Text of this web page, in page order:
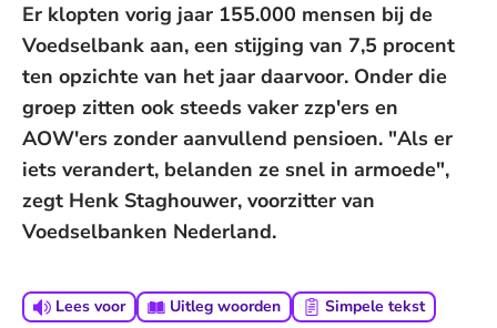
Er klopten vorig jaar 155.000 mensen bij de
Voedselbank aan, een stijging van 7,5 procent
ten opzichte van het jaar daarvoor. Onder die
groep zitten ook steeds vaker zzp'ers en
AOW'ers zonder aanvullend pensioen. "Als er
iets verandert, belanden ze snel in armoede",
zegt Henk Staghouwer, voorzitter van
Voedselbanken Nederland.
Lees voor Uitleg woorden Simpele tekst